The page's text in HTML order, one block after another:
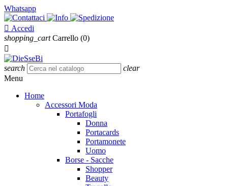
Whatsapp
 Accedi
shopping_cart Carrello (0)

search
clear
Menu
Home
Accessori Moda
Portafogli
Donna
Portacards
Portamonete
Uomo
Borse - Sacche
Shopper
Beauty